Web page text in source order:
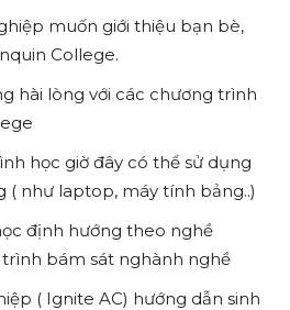
muốn giới thiệu bạn bè,
College.
hài lòng với các chương trình
học giờ đây có thể sử dụng
( như laptop, máy tính bảng..)
định hướng theo nghề
bám sát nghành nghề
( Ignite AC) hướng dẫn sinh